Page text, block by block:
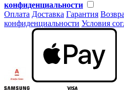
конфиденциальности
Оплата Доставка Гарантия
конфиденциальности Условия